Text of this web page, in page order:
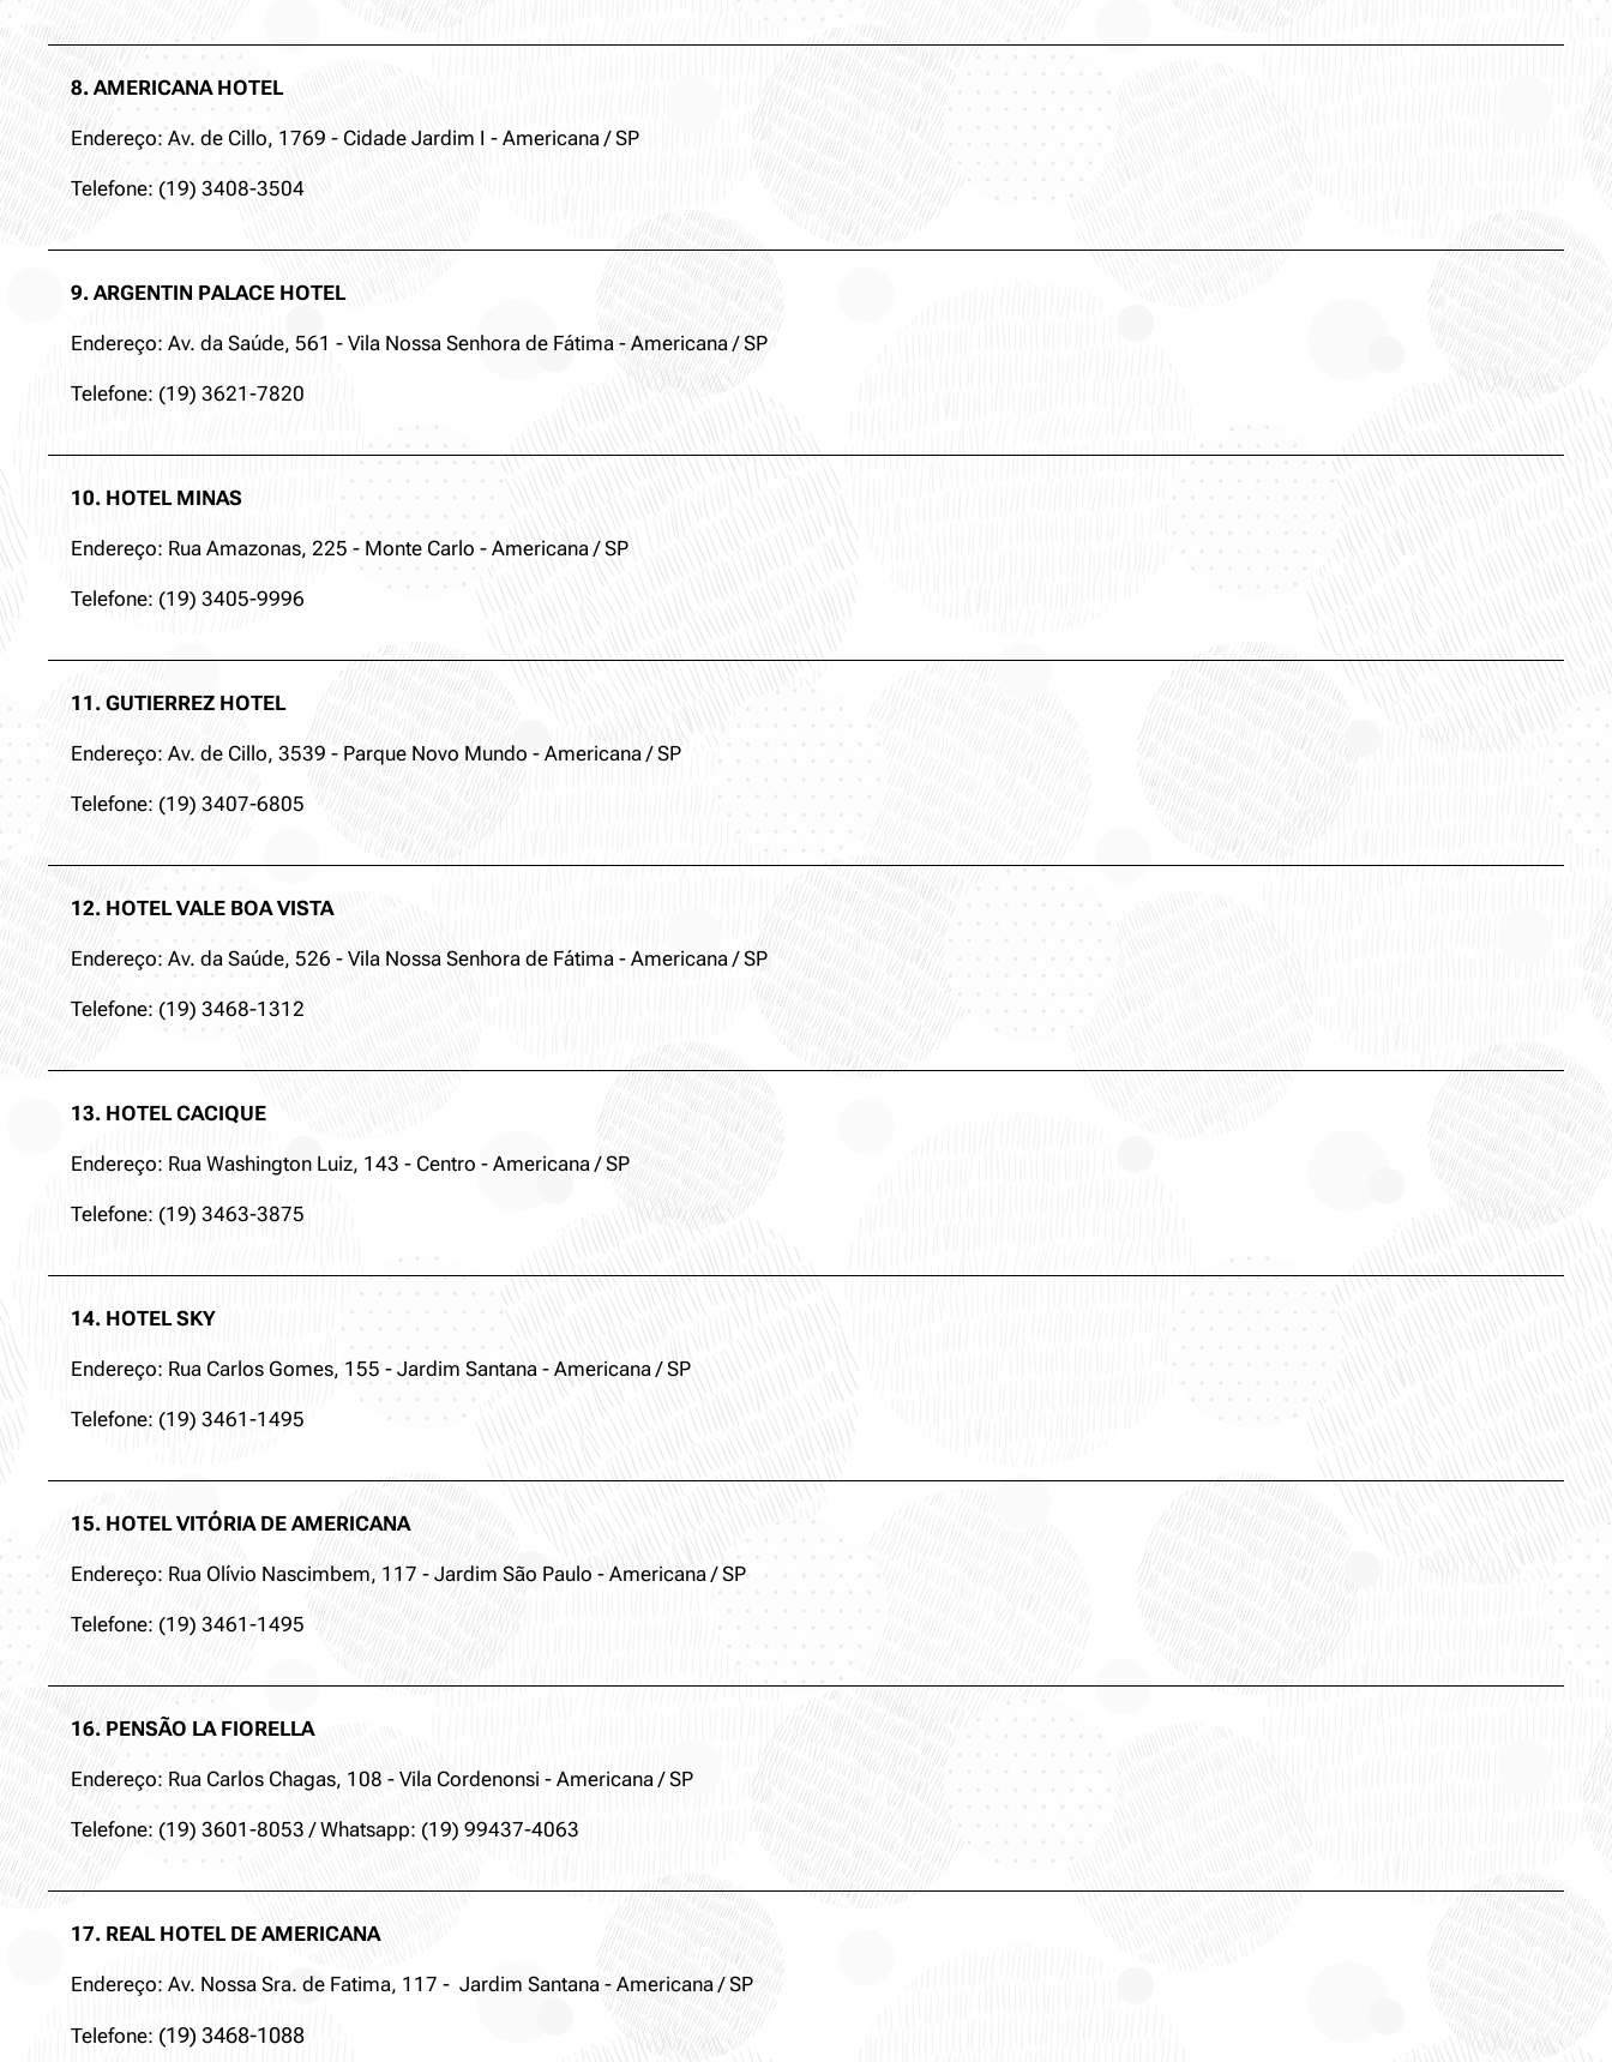
8. AMERICANA HOTEL
Endereço: Av. de Cillo, 1769 - Cidade Jardim I - Americana / SP
Telefone: (19) 3408-3504
9. ARGENTIN PALACE HOTEL
Endereço: Av. da Saúde, 561 - Vila Nossa Senhora de Fátima - Americana / SP
Telefone: (19) 3621-7820
10. HOTEL MINAS
Endereço: Rua Amazonas, 225 - Monte Carlo - Americana / SP
Telefone: (19) 3405-9996
11. GUTIERREZ HOTEL
Endereço: Av. de Cillo, 3539 - Parque Novo Mundo - Americana / SP
Telefone: (19) 3407-6805
12. HOTEL VALE BOA VISTA
Endereço: Av. da Saúde, 526 - Vila Nossa Senhora de Fátima - Americana / SP
Telefone: (19) 3468-1312
13. HOTEL CACIQUE
Endereço: Rua Washington Luiz, 143 - Centro - Americana / SP
Telefone: (19) 3463-3875
14. HOTEL SKY
Endereço: Rua Carlos Gomes, 155 - Jardim Santana - Americana / SP
Telefone: (19) 3461-1495
15. HOTEL VITÓRIA DE AMERICANA
Endereço: Rua Olívio Nascimbem, 117 - Jardim São Paulo - Americana / SP
Telefone: (19) 3461-1495
16. PENSÃO LA FIORELLA
Endereço: Rua Carlos Chagas, 108 - Vila Cordenonsi - Americana / SP
Telefone: (19) 3601-8053 / Whatsapp: (19) 99437-4063
17. REAL HOTEL DE AMERICANA
Endereço: Av. Nossa Sra. de Fatima, 117 - Jardim Santana - Americana / SP
Telefone: (19) 3468-1088